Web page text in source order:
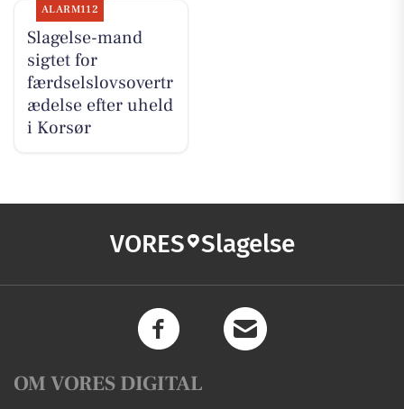
ALARM112
Slagelse-mand
sigtet for
færdselslovsovertr
ædelse efter uheld
i Korsør
VORES Slagelse
OM VORES DIGITAL